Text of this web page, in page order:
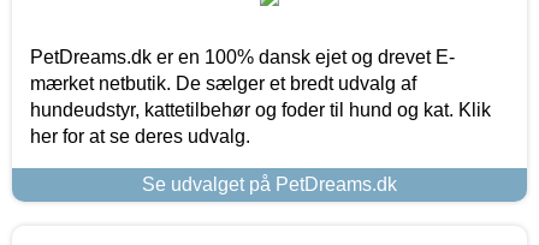
PetDreams.dk er en 100% dansk ejet og drevet E-
mærket netbutik. De sælger et bredt udvalg af
hundeudstyr, kattetilbehør og foder til hund og kat. Klik
her for at se deres udvalg.
Se udvalget på PetDreams.dk